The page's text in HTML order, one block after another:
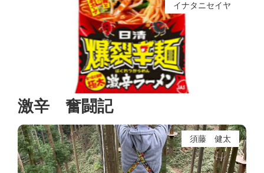
イナタニセイヤ
激辛 奮闘記
須藤 健太